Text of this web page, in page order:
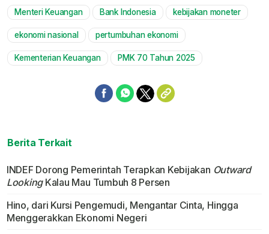
Menteri Keuangan Bank Indonesia kebijakan moneter
ekonomi nasional pertumbuhan ekonomi
Kementerian Keuangan PMK 70 Tahun 2025
Berita Terkait
INDEF Dorong Pemerintah Terapkan Kebijakan Outward
LookingKalau Mau Tumbuh 8 Persen
Hino, dari Kursi Pengemudi, Mengantar Cinta, Hingga
Menggerakkan Ekonomi Negeri